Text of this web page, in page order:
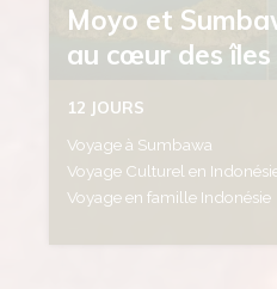
Moyo et
au cœur des
12 JOURS
Voyage à Sumbawa
Voyage Culturel en
Voyage en famille Indonésie